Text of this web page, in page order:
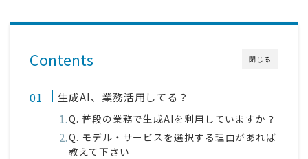
閉じる
Contents
生成AI、業務活用してる？
Q. 普段の業務で生成AIを利用していますか？
Q. モデル・サービスを選択する理由があれば
教えて下さい